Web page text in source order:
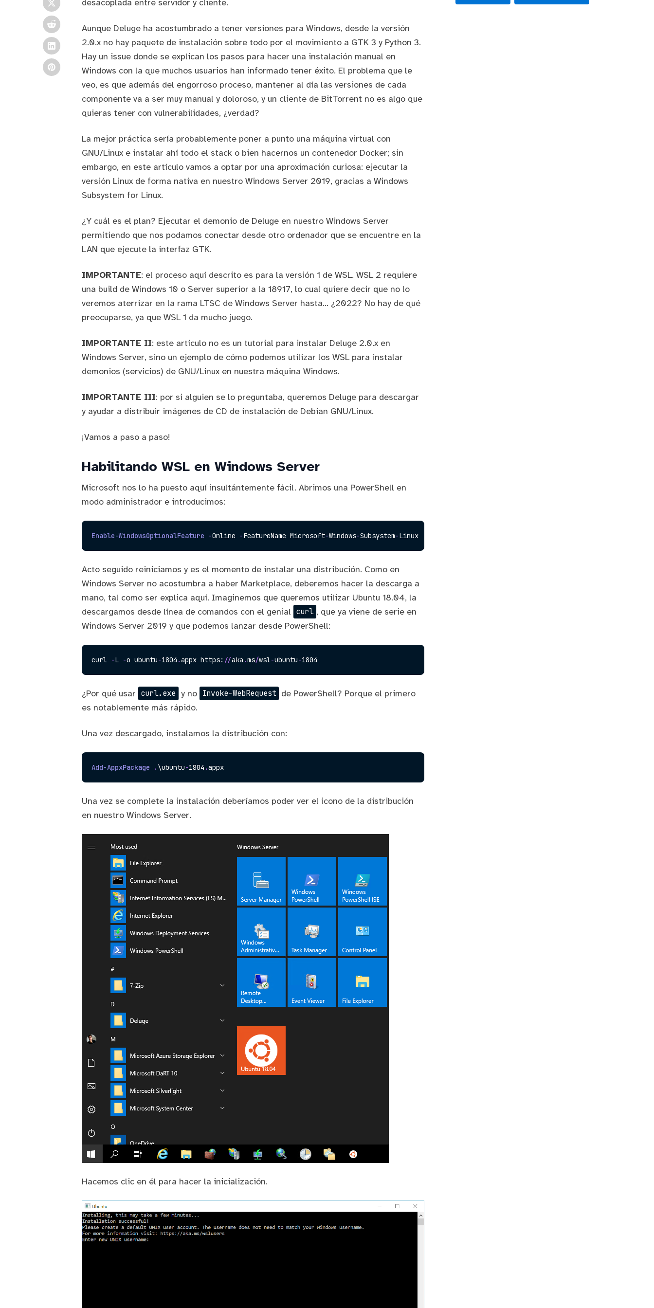
desacoplada entre servidor y cliente.
Aunque Deluge ha acostumbrado a tener versiones para Windows, desde la versión
2.0.x no hay paquete de instalación sobre todo por el movimiento a GTK 3 y Python 3.
Hay un issue donde se explican los pasos para hacer una instalación manual en
Windows con la que muchos usuarios han informado tener éxito. El problema que le
veo, es que además del engorroso proceso, mantener al día las versiones de cada
componente va a ser muy manual y doloroso, y un cliente de BitTorrent no es algo que
quieras tener con vulnerabilidades, ¿verdad?
La mejor práctica sería probablemente poner a punto una máquina virtual con
GNU/Linux e instalar ahí todo el stack o bien hacernos un contenedor Docker; sin
embargo, en este artículo vamos a optar por una aproximación curiosa: ejecutar la
versión Linux de forma nativa en nuestro Windows Server 2019, gracias a Windows
Subsystem for Linux.
¿Y cuál es el plan? Ejecutar el demonio de Deluge en nuestro Windows Server
permitiendo que nos podamos conectar desde otro ordenador que se encuentre en la
LAN que ejecute la interfaz GTK.
IMPORTANTE: el proceso aquí descrito es para la versión 1 de WSL. WSL 2 requiere
una build de Windows 10 o Server superior a la 18917, lo cual quiere decir que no lo
veremos aterrizar en la rama LTSC de Windows Server hasta... ¿2022? No hay de qué
preocuparse, ya que WSL 1 da mucho juego.
IMPORTANTE II: este artículo no es un tutorial para instalar Deluge 2.0.x en
Windows Server, sino un ejemplo de cómo podemos utilizar los WSL para instalar
demonios (servicios) de GNU/Linux en nuestra máquina Windows.
IMPORTANTE III: por si alguien se lo preguntaba, queremos Deluge para descargar
y ayudar a distribuir imágenes de CD de instalación de Debian GNU/Linux.
¡Vamos a paso a paso!
Habilitando WSL en Windows Server
Microsoft nos lo ha puesto aquí insultántemente fácil. Abrimos una PowerShell en
modo administrador e introducimos:
Enable-WindowsOptionalFeature -Online -FeatureName Microsoft-Windows-Subsystem-
Acto seguido reiniciamos y es el momento de instalar una distribución. Como en
Windows Server no acostumbra a haber Marketplace, deberemos hacer la descarga a
mano, tal como ser explica aquí. Imaginemos que queremos utilizar Ubuntu 18.04, la
descargamos desde línea de comandos con el genial curl , que ya viene de serie en
Windows Server 2019 y que podemos lanzar desde PowerShell:
curl -L -o ubuntu-1804 .appx https: //aka .ms/wsl-ubuntu-
¿Por qué usar curl.exe y no Invoke-WebRequest de PowerShell? Porque el primero
es notablemente más rápido.
Una vez descargado, instalamos la distribución con:
Add-AppxPackage . \ubuntu-1804 .
Una vez se complete la instalación deberíamos poder ver el icono de la distribución
en nuestro Windows Server.
Hacemos clic en él para hacer la inicialización.